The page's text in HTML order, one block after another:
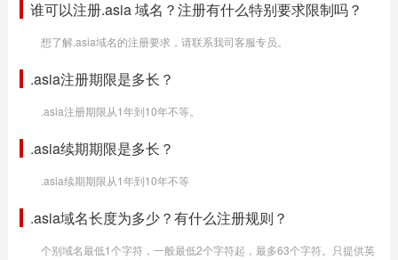
谁可以注册.asia 域名？注册有什么特别要求限制吗？
想了解.asia域名的注册要求，请联系我司客服专员。
.asia注册期限是多长？
.asia注册期限从1年到10年不等。
.asia续期期限是多长？
.asia续期期限从1年到10年不等
.asia域名长度为多少？有什么注册规则？
个别域名最低1个字符，一般最低2个字符起，最多63个字符。只提供英